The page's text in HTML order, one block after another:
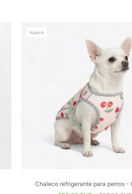
nuevo
Chaleco refrigerante para perros -